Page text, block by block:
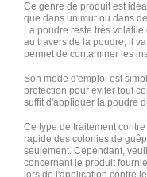
Ce genre de produit est
que dans un mur ou dans
La poudre reste très
au travers de la poudre, il
permet de contaminer les
Son mode d'emploi est
protection pour éviter tout
suffit d'appliquer la poudre
Ce type de traitement
rapide des colonies de
seulement. Cependant,
concernant le produit